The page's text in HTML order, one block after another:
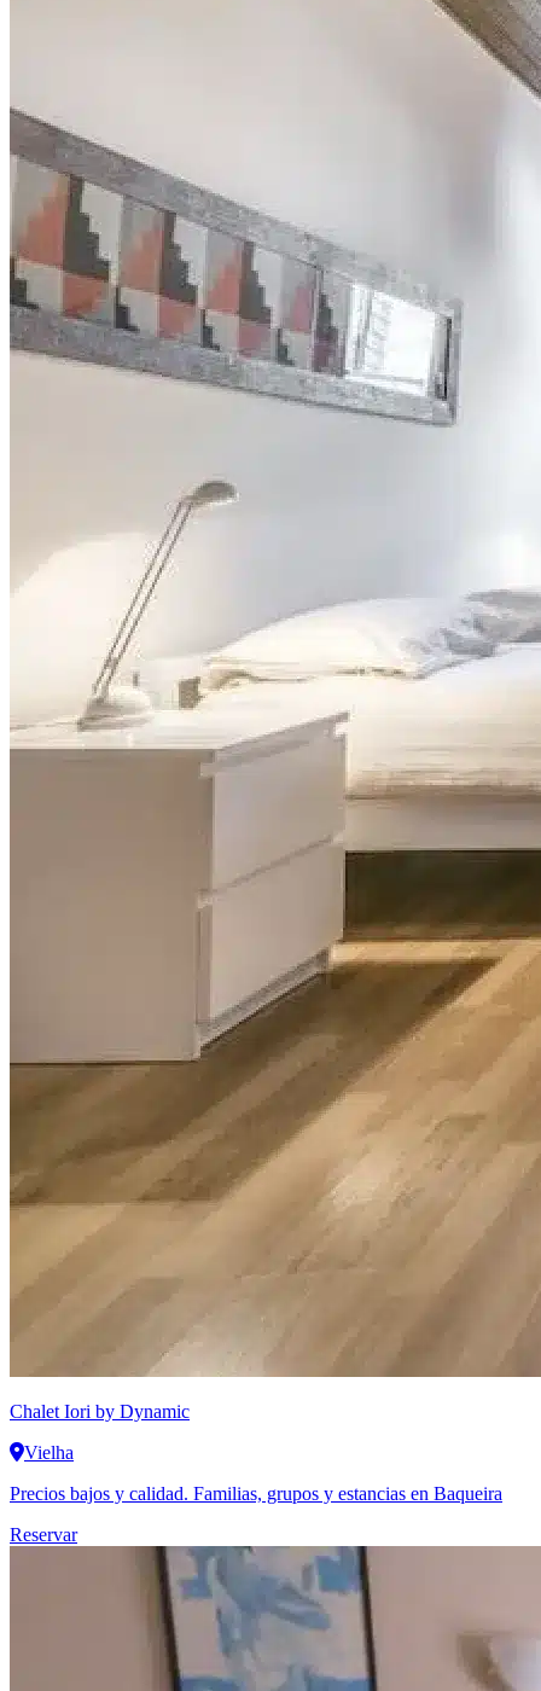
Chalet Iori by Dynamic
Vielha
Precios bajos y calidad. Familias, grupos y estancias en Baqueira
Reservar